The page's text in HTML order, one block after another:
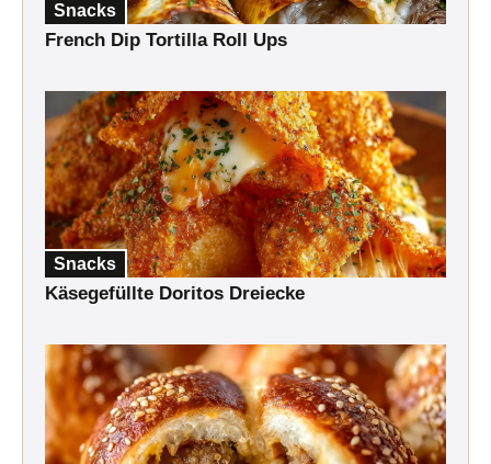
Snacks
French Dip Tortilla Roll Ups
Snacks
Käsegefüllte Doritos Dreiecke